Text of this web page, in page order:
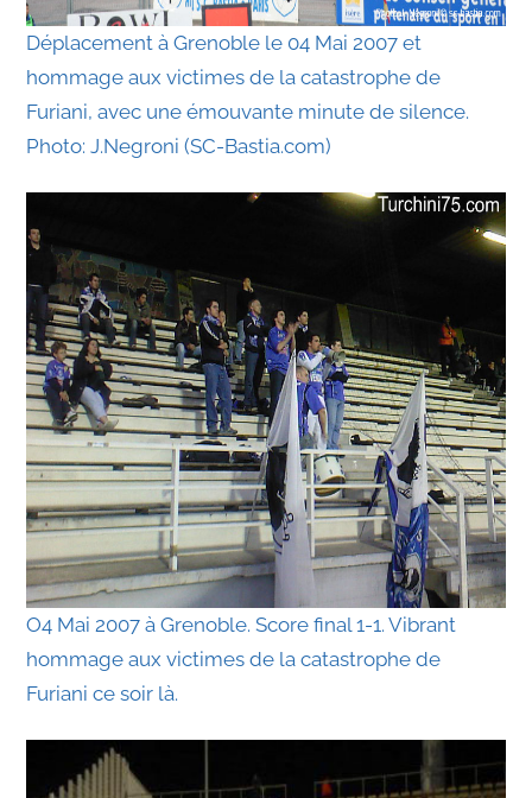
Déplacement à Grenoble le 04 Mai 2007 et
hommage aux victimes de la catastrophe de
Furiani, avec une émouvante minute de silence.
Photo: J.Negroni (SC-Bastia.com)
O4 Mai 2007 à Grenoble. Score final 1-1. Vibrant
hommage aux victimes de la catastrophe de
Furiani ce soir là.